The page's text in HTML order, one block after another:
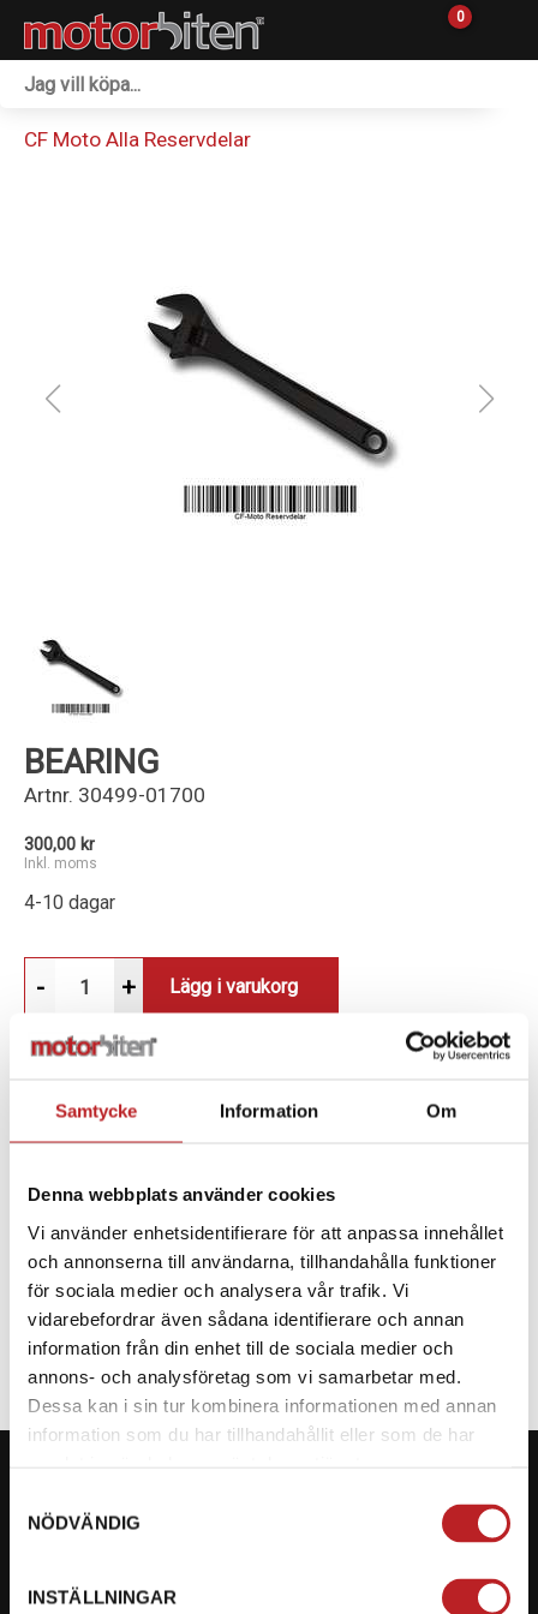
Samtycke Information Om
Denna webbplats använder cookies
Vi använder enhetsidentifierare för att anpassa innehållet
och annonserna till användarna, tillhandahålla funktioner
för sociala medier och analysera vår trafik. Vi
vidarebefordrar även sådana identifierare och annan
information från din enhet till de sociala medier och
annons- och analysföretag som vi samarbetar med.
Dessa kan i sin tur kombinera informationen med annan
information som du har tillhandahållit eller som de har
NÖDVÄNDIG
INSTÄLLNINGAR
0
Reservdelar
Sprängskisser
CF Moto Alla Reservdelar
BEARING
Artnr. 30499-01700
300,00 kr
Inkl. moms
4-10 dagar
- + Lägg i varukorg
Reservdel CF Moto
SPECIFIKATION
Ångra mitt köp